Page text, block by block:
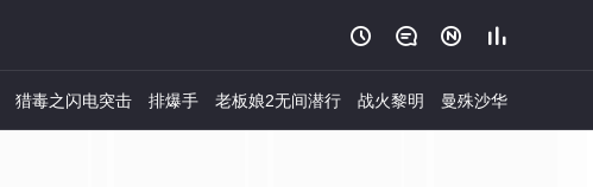
   
猎毒之闪电突击 排爆手 老板娘2无间潜行 战火黎明 曼殊沙华